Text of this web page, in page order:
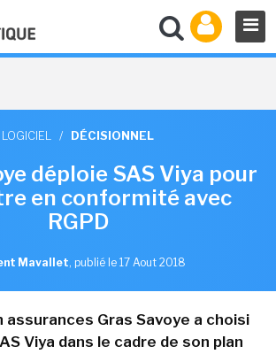
LOGICIEL / DÉCISIONNEL
déploie SAS Viya pour
en conformité avec
RGPD
Mavallet, publié le 17 Aout 2018
Gras Savoye a choisi
Viya dans le cadre de son plan